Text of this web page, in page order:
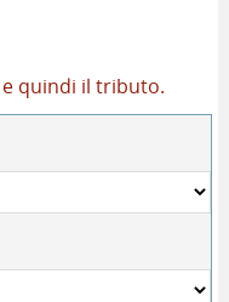
quindi il tributo.